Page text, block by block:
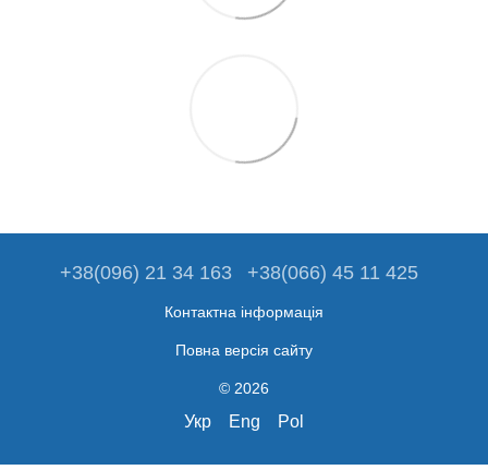
+38(096) 21 34 163 +38(066) 45 11 425
Контактна інформація
Повна версія сайту
© 2026
Укр Eng Pol